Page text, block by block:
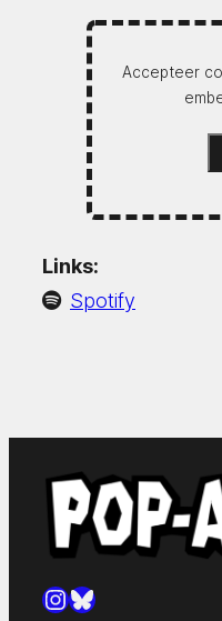
Accepteer
Links:
Spotify
Instagram
Bluesky